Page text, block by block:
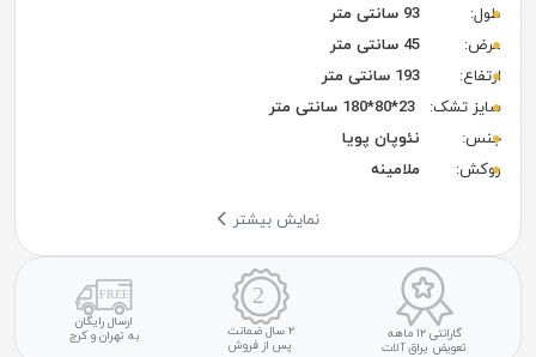
طول:
93 سانتی متر
عرض:
45 سانتی متر
ارتفاع:
193 سانتی متر
سایز تشک:
23*80*180 سانتی متر
جنس:
نئوپان پویا
روکش:
ملامینه
نمایش بیشتر
گارانتی ۱۲ ماهه
تعویض یراق آلات
۲ سال ضمانت
پس از فروش
ارسال رایگان
به تهران و کرج